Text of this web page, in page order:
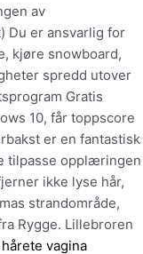
av
Du er ansvarlig for
kjøre snowboard,
spredd utover
Gratis
10, får toppscore
er en fantastisk
tilpasse opplæringen
ikke lyse hår,
strandområde,
Rygge. Lillebroren
vagina